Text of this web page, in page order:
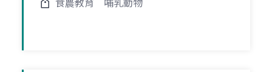
食農教育 哺乳動物